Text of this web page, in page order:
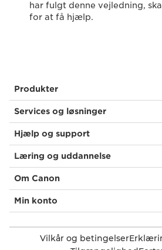
har fulgt denne vejledning,
for at få hjælp.
Produkter
Services og løsninger
Hjælp og support
Læring og uddannelse
Om Canon
Min konto
Vilkår og betingelser